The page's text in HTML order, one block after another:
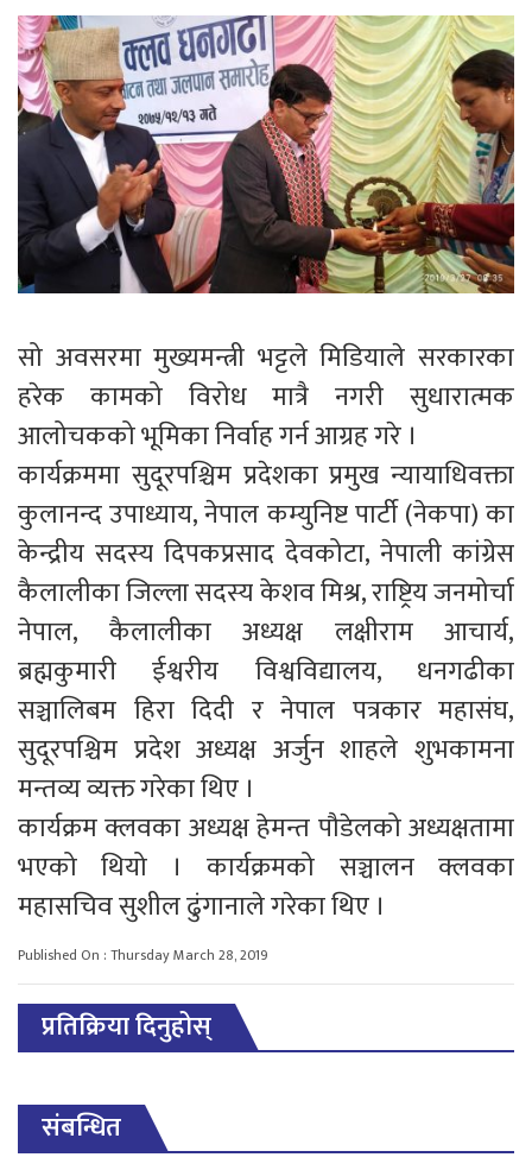
सो अवसरमा मुख्यमन्त्री भट्टले मिडियाले सरकारका
हरेक कामको विरोध मात्रै नगरी सुधारात्मक
आलोचकको भूमिका निर्वाह गर्न आग्रह गरे ।
कार्यक्रममा सुदूरपश्चिम प्रदेशका प्रमुख न्यायाधिवक्ता
कुलानन्द उपाध्याय, नेपाल कम्युनिष्ट पार्टी (नेकपा) का
केन्द्रीय सदस्य दिपकप्रसाद देवकोटा, नेपाली कांग्रेस
कैलालीका जिल्ला सदस्य केशव मिश्र, राष्ट्रिय जनमोर्चा
नेपाल, कैलालीका अध्यक्ष लक्षीराम आचार्य,
ब्रह्मकुमारी ईश्वरीय विश्वविद्यालय, धनगढीका
सञ्चालिबम हिरा दिदी र नेपाल पत्रकार महासंघ,
सुदूरपश्चिम प्रदेश अध्यक्ष अर्जुन शाहले शुभकामना
मन्तव्य व्यक्त गरेका थिए ।
कार्यक्रम क्लवका अध्यक्ष हेमन्त पौडेलको अध्यक्षतामा
भएको थियो । कार्यक्रमको सञ्चालन क्लवका
महासचिव सुशील ढुंगानाले गरेका थिए ।
Published On : Thursday March 28, 2019
प्रतिक्रिया दिनुहोस्
संबन्धित